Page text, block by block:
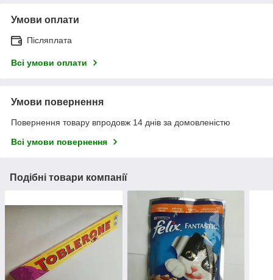
Умови оплати
Післяплата
Всі умови оплати
Умови повернення
Повернення товару впродовж 14 днів за домовленістю
Всі умови повернення
Подібні товари компанії